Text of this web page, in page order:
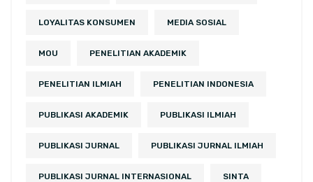
LOYALITAS KONSUMEN MEDIA SOSIAL
MOU PENELITIAN AKADEMIK
PENELITIAN ILMIAH PENELITIAN INDONESIA
PUBLIKASI AKADEMIK PUBLIKASI ILMIAH
PUBLIKASI JURNAL PUBLIKASI JURNAL ILMIAH
PUBLIKASI JURNAL INTERNASIONAL SINTA